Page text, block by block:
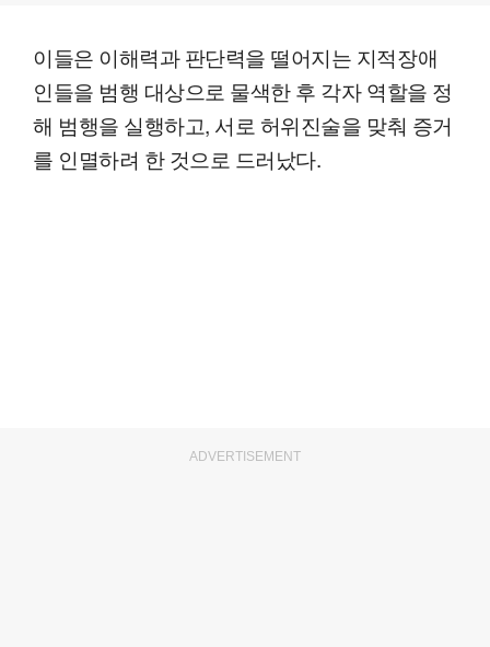
이들은 이해력과 판단력을 떨어지는 지적장애
인들을 범행 대상으로 물색한 후 각자 역할을 정
해 범행을 실행하고, 서로 허위진술을 맞춰 증거
를 인멸하려 한 것으로 드러났다.
ADVERTISEMENT